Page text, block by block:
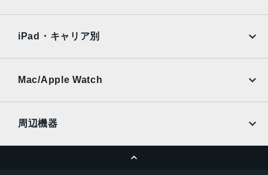
Xiaomi Tablet
Ymobile
UQmobile
Ymobile
UQmobile
iPad・キャリア別
Mac/Apple Watch
周辺機器